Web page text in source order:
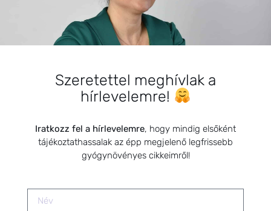
Longevity – Gyógynövény
Bach-virágesszenciák a félelmek
Az egészséges szervezet
Szeretettel meghívlak a
hírlevelemre!
Iratkozz fel a hírlevelemre, hogy mindig elsőként
tájékoztathassalak az épp megjelenő legfrissebb
gyógynövényes cikkeimről!